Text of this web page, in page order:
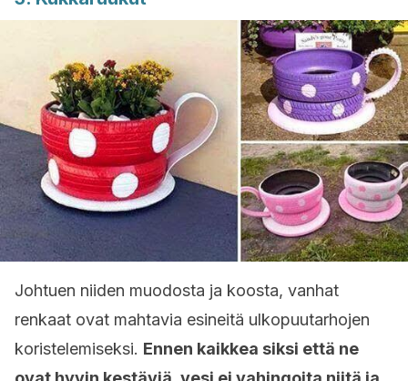
Johtuen niiden muodosta ja koosta, vanhat
renkaat ovat mahtavia esineitä ulkopuutarhojen
koristelemiseksi. Ennen kaikkea siksi että ne